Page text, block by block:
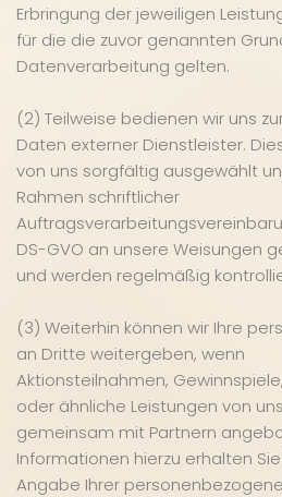
Erbringung der jeweiligen
für die die zuvor genannten
Datenverarbeitung gelten.
(2) Teilweise bedienen wir uns
Daten externer Dienstleister.
von uns sorgfältig ausgewählt
Rahmen schriftlicher
DS-GVO an unsere Weisungen
und werden regelmäßig
(3) Weiterhin können wir Ihre
an Dritte weitergeben, wenn
Aktionsteilnahmen,
oder ähnliche Leistungen von uns
gemeinsam mit Partnern
Informationen hierzu erhalten
Angabe Ihrer